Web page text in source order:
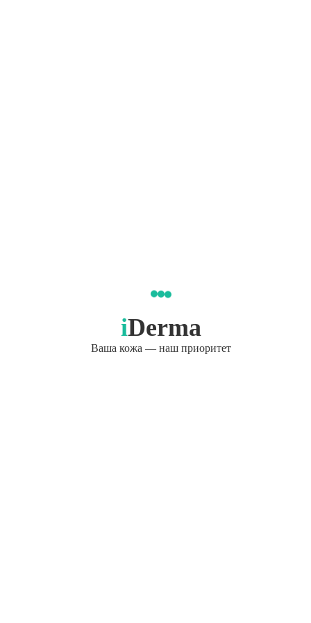
iDerma
Ваша кожа — наш приоритет